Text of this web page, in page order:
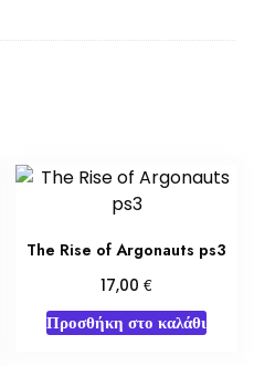
The Rise of Argonauts ps3
17,00€
Προσθήκη στο καλάθι